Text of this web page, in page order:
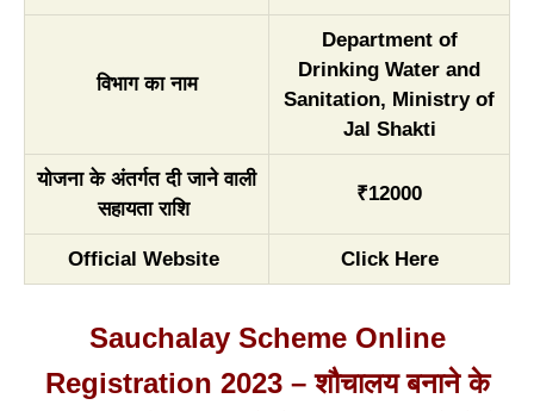
विभाग का नाम
Department of
Drinking Water and
Sanitation, Ministry of
Jal Shakti
योजना के अंतर्गत दी जाने वाली
सहायता राशि
₹12000
Official Website Click Here
Sauchalay Scheme Online
Registration 2023 – शौचालय बनाने के